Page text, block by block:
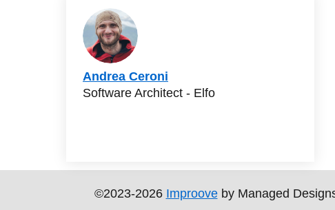
Andrea Ceroni
Software Architect - Elfo
©2023-2026 Improoveby Managed